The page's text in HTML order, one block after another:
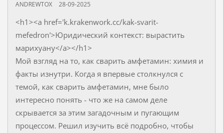
ANDREWTOX 28-09-2025
<h1><a href='k.krakenwork.cc/kak-svarit-
mefedron'>Юридический контекст: вырастить
марихуану</a></h1>
Мой взгляд на то, как сварить амфетамин: химия и
факты изнутри. Когда я впервые столкнулся с
темой, как сварить амфетамин, мне было
интересно понять - что же на самом деле
скрывается за этим загадочным и пугающим
процессом. Решил изучить всё подробно, чтобы